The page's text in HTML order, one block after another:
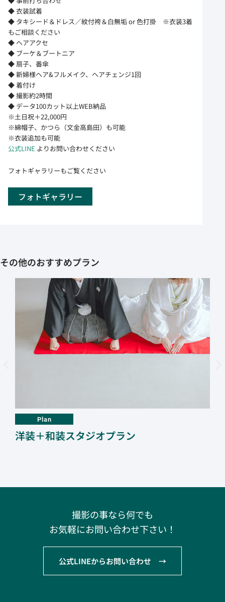
◆ 衣装試着
◆ タキシード＆ドレス／紋付袴＆白無垢 or 色打掛 ※衣装3着
もご相談ください
◆ ヘアアクセ
◆ ブーケ＆ブートニア
◆ 扇子、番傘
◆ 新婦様ヘア&フルメイク、ヘアチェンジ1回
◆ 着付け
◆ 撮影約2時間
◆ データ100カット以上WEB納品
※土日祝＋22,000円
※綿帽子、かつら（文金高島田）も可能
※衣装追加も可能
公式LINE よりお問い合わせください
フォトギャラリーもご覧ください
フォトギャラリー
その他のおすすめプラン
Plan
洋装＋和装スタジオプラン
撮影の事なら何でも
お気軽にお問い合わせ下さい！
公式LINEからお問い合わせ →